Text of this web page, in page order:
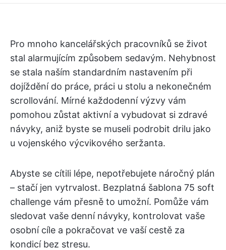
Pro mnoho kancelářských pracovníků se život
stal alarmujícím způsobem sedavým. Nehybnost
se stala naším standardním nastavením při
dojíždění do práce, práci u stolu a nekonečném
scrollování. Mírné každodenní výzvy vám
pomohou zůstat aktivní a vybudovat si zdravé
návyky, aniž byste se museli podrobit drilu jako
u vojenského výcvikového seržanta.
Abyste se cítili lépe, nepotřebujete náročný plán
– stačí jen vytrvalost. Bezplatná šablona 75 soft
challenge vám přesně to umožní. Pomůže vám
sledovat vaše denní návyky, kontrolovat vaše
osobní cíle a pokračovat ve vaší cestě za
kondicí bez stresu.